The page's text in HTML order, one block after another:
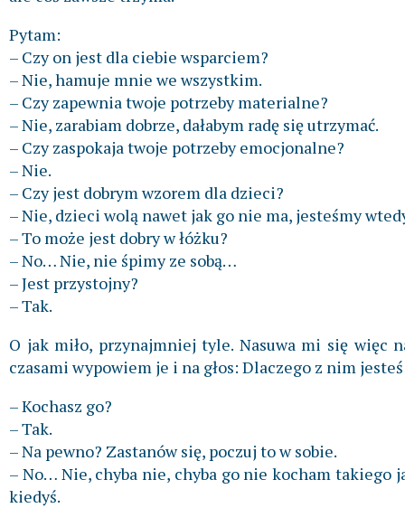
Pytam:
– Czy on jest dla ciebie wsparciem?
– Nie, hamuje mnie we wszystkim.
– Czy zapewnia twoje potrzeby materialne?
– Nie, zarabiam dobrze, dałabym radę się utrzymać.
– Czy zaspokaja twoje potrzeby emocjonalne?
– Nie.
– Czy jest dobrym wzorem dla dzieci?
– Nie, dzieci wolą nawet jak go nie ma, jesteśmy
– To może jest dobry w łóżku?
– No… Nie, nie śpimy ze sobą…
– Jest przystojny?
– Tak.
O jak miło, przynajmniej tyle. Nasuwa mi się więc
czasami wypowiem je i na głos: Dlaczego z nim
– Kochasz go?
– Tak.
– Na pewno? Zastanów się, poczuj to w sobie.
– No… Nie, chyba nie, chyba go nie kocham takiego
kiedyś.